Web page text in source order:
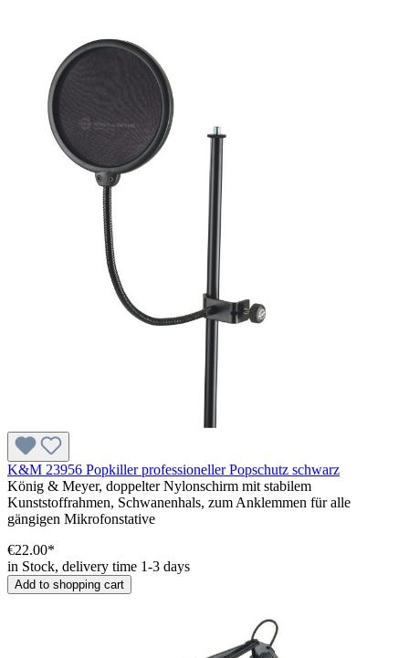
K&M 23956 Popkiller professioneller Popschutz schwarz
König & Meyer, doppelter Nylonschirm mit stabilem
Kunststoffrahmen, Schwanenhals, zum Anklemmen für alle
gängigen Mikrofonstative
€22.00*
in Stock, delivery time 1-3 days
Add to shopping cart